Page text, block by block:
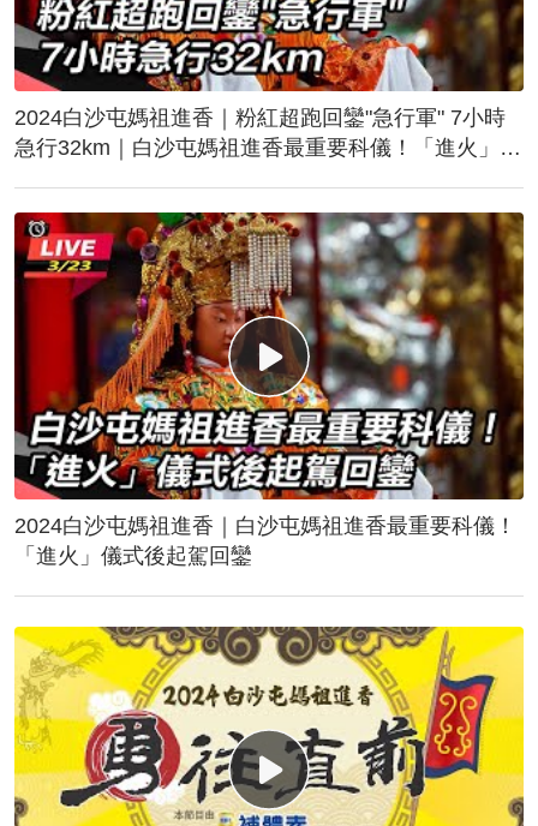
2024白沙屯媽祖進香｜粉紅超跑回鑾"急行軍" 7小時
急行32km｜白沙屯媽祖進香最重要科儀！「進火」儀
2024白沙屯媽祖進香｜白沙屯媽祖進香最重要科儀！
「進火」儀式後起駕回鑾